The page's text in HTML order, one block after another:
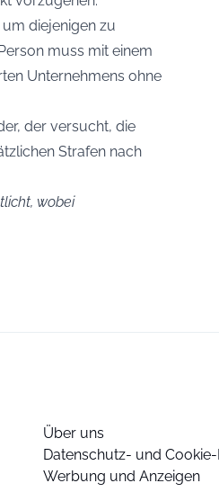
diejenigen zu
muss mit einem
Unternehmens ohne
der versucht, die
Strafen nach
wobei
Über uns
Datenschutz- und Cookie-
Werbung und Anzeigen